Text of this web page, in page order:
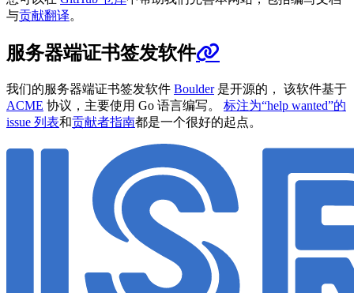
与贡献翻译。
服务器端证书签发软件
我们的服务器端证书签发软件 Boulder是开源的， 该软件基于
ACME 协议，主要使用 Go 语言编写。 标注为“help wanted”的
issue 列表和贡献者指南都是一个很好的起点。